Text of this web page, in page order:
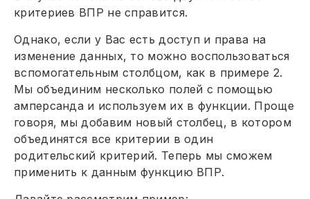
критериев ВПР не справится.
Однако, если у Вас есть доступ и права на
изменение данных, то можно воспользоваться
вспомогательным столбцом, как в примере 2.
Мы объединим несколько полей с помощью
амперсанда и используем их в функции. Проще
говоря, мы добавим новый столбец, в котором
объединятся все критерии в один
родительский критерий. Теперь мы сможем
применить к данным функцию ВПР.